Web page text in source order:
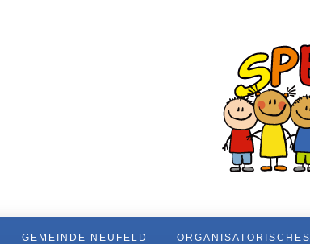
GEMEINDE NEUFELD ORGANISATORISCHES